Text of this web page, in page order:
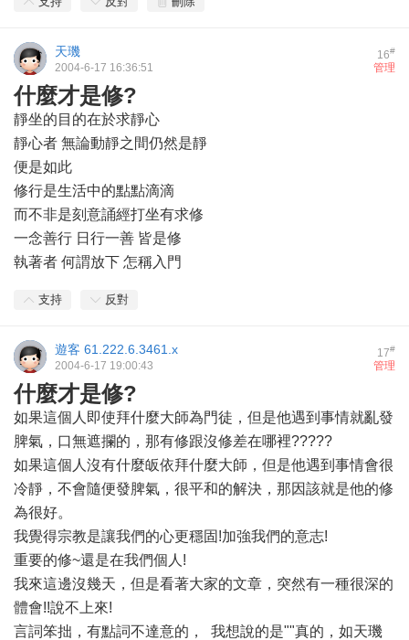
16#
天璣
管理
2004-6-17 16:36:51
什麼才是修?
靜坐的目的在於求靜心
靜心者 無論動靜之間仍然是靜
便是如此
修行是生活中的點點滴滴
而不非是刻意誦經打坐有求修
一念善行 日行一善 皆是修
執著者 何謂放下 怎稱入門
支持 反對
17#
遊客 61.222.6.3461.x
管理
2004-6-17 19:00:43
什麼才是修?
如果這個人即使拜什麼大師為門徒，但是他遇到事情就亂發
脾氣，口無遮攔的，那有修跟沒修差在哪裡?????
如果這個人沒有什麼皈依拜什麼大師，但是他遇到事情會很
冷靜，不會隨便發脾氣，很平和的解決，那因該就是他的修
為很好。
我覺得宗教是讓我們的心更穩固!加強我們的意志!
重要的修~還是在我們個人!
我來這邊沒幾天，但是看著大家的文章，突然有一種很深的
體會!!說不上來!
言詞笨拙，有點詞不達意的，
我想說的是""真的，如天璣